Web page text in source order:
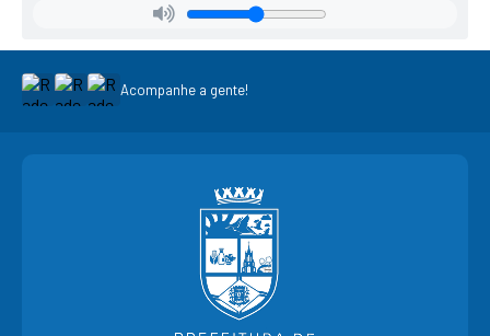
Acompanhe a gente!